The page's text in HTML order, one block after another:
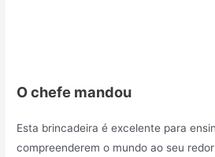
O chefe mandou
Esta brincadeira é excelente para
compreenderem o mundo ao seu